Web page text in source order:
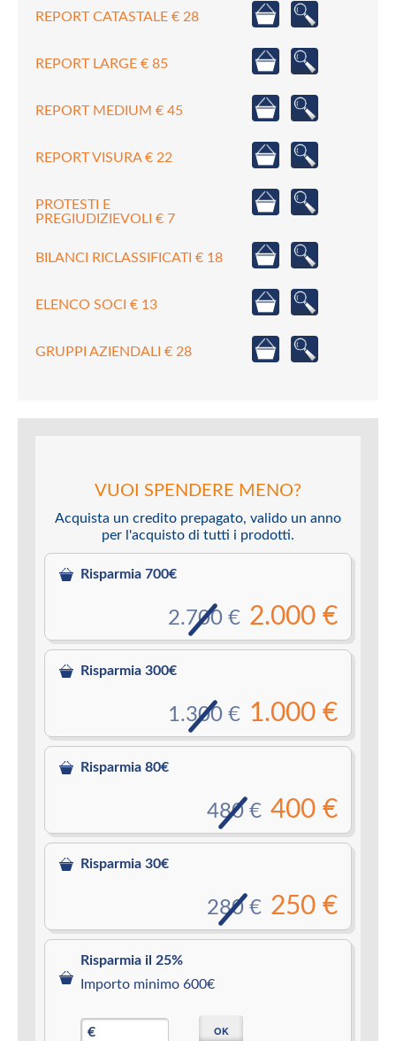
REPORT CATASTALE € 28
REPORT LARGE € 85
REPORT MEDIUM € 45
REPORT VISURA € 22
PROTESTI E
PREGIUDIZIEVOLI € 7
BILANCI RICLASSIFICATI € 18
ELENCO SOCI € 13
GRUPPI AZIENDALI € 28
VUOI SPENDERE MENO?
Acquista un credito prepagato, valido un anno
per l'acquisto di tutti i prodotti.
Risparmia 700€
2.000 €
2.700 €
Risparmia 300€
1.000 €
1.300 €
Risparmia 80€
400 €
480 €
Risparmia 30€
250 €
280 €
Risparmia il 25%
Importo minimo 600€
€ OK